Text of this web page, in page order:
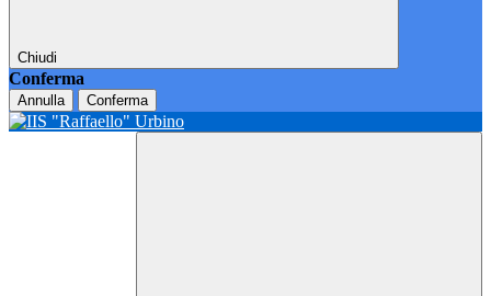
Chiudi
Conferma
Annulla Conferma